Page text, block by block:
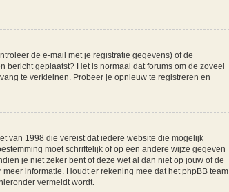
de e-mail met je registratie gegevens) of de
geplaatst? Het is normaal dat forums om de zoveel
te verkleinen. Probeer je opnieuw te registreren en
van 1998 die vereist dat iedere website die mogelijk
moet schriftelijk of op een andere wijze gegeven
je niet zeker bent of deze wet al dan niet op jouw of de
informatie. Houdt er rekening mee dat het phpBB team
vermeldt wordt.